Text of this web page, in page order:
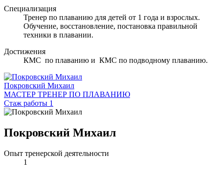
Специализация
Тренер по плаванию для детей от 1 года и взрослых.
Обучение, восстановление, постановка правильной
техники в плавании.
Достижения
КМС по плаванию и КМС по подводному плаванию.
Покровский Михаил
МАСТЕР ТРЕНЕР ПО ПЛАВАНИЮ
Стаж работы 1
Покровский Михаил
Опыт тренерской деятельности
1